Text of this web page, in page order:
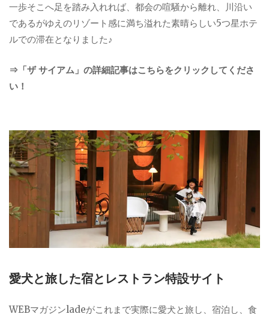
一歩そこへ足を踏み入れれば、都会の喧騒から離れ、川沿い
であるがゆえのリゾート感に満ち溢れた素晴らしい5つ星ホテ
ルでの滞在となりました♪
⇒「ザ サイアム」の詳細記事はこちらをクリックしてくださ
い！
愛犬と旅した宿とレストラン特設サイト
WEBマガジンladeがこれまで実際に愛犬と旅し、宿泊し、食